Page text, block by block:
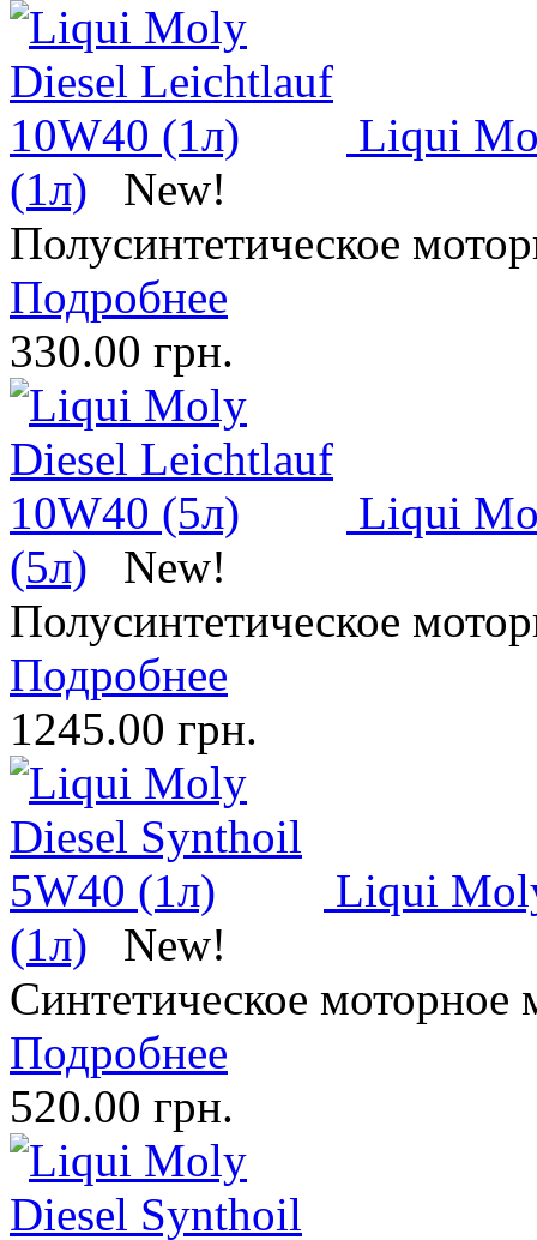
Liqui
(1л)
New!
Полусинтетическое
Подробнее
330.00 грн.
Liqui
(5л)
New!
Полусинтетическое
Подробнее
1245.00 грн.
Liqui
(1л)
New!
Синтетическое моторное
Подробнее
520.00 грн.